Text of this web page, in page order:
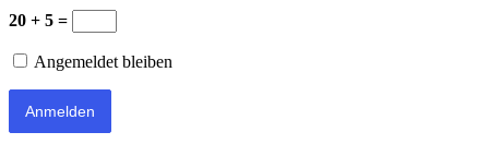
20 + 5 =
Angemeldet bleiben